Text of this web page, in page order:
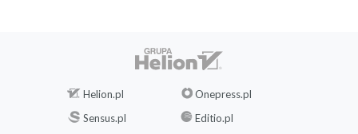
Helion.pl
Onepress.pl
Sensus.pl
Editio.pl